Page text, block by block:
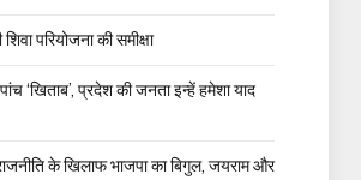
परियोजना की समीक्षा
‘खिताब’, प्रदेश की जनता इन्हें हमेशा याद
के खिलाफ भाजपा का बिगुल, जयराम और